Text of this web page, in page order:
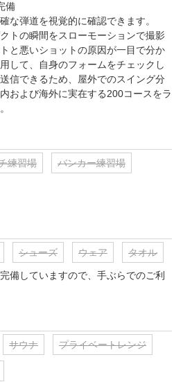
備
な弾道を視覚的に確認できます。
トの瞬間をスローモーションで撮影
と悪いショットの原因が一目で分か
して、自身のフォームをチェックし
信できるため、屋外でのスイング分
および海外に実在する200コースをラ
練習場 バンカー練習場
シューズ ウェア タオル
備していますので、手ぶらでのご利
サウナ プライベートレンジ